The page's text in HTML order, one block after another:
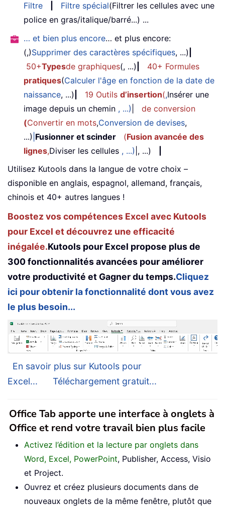
Filtre
Filtre spécial(Filtrer les cellules avec une
police en gras/italique/barré...) ...
… et bien plus encore… et plus encore:
(,)Supprimer des caractères spécifiques, ...)
50+Typesde graphiques(, ...)
40+ Formules
pratiques(Calculer l'âge en fonction de la date de
naissance, ...) 19 Outils d’insertion(,Insérer une
image depuis un chemin , ...)
de conversion
(Convertir en mots,Conversion de devises,
...) Fusionner et scinder (Fusion avancée des
lignes,Diviser les cellules , ...) |, ...)
Utilisez Kutools dans la langue de votre choix –
disponible en anglais, espagnol, allemand, français,
chinois et 40+ autres langues !
Boostez vos compétences Excel avec Kutools
pour Excel et découvrez une efficacité
inégalée.Kutools pour Excel propose plus de
300 fonctionnalités avancées pour améliorer
votre productivité et Gagner du temps.Cliquez
ici pour obtenir la fonctionnalité dont vous avez
le plus besoin...
En savoir plus sur Kutools pour
Excel...
Téléchargement gratuit...
Office Tab apporte une interface à onglets à
Office et rend votre travail bien plus facile
Activez l’édition et la lecture par onglets dans
Word, Excel, PowerPoint, Publisher, Access, Visio
et Project.
Ouvrez et créez plusieurs documents dans de
nouveaux onglets de la même fenêtre, plutôt que